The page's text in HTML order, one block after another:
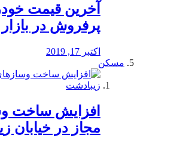
آخرین قیمت
پرفروش در بازار
اکتبر 17, 2019
مسکن
افزایش ساخت
مجاز در خیابان